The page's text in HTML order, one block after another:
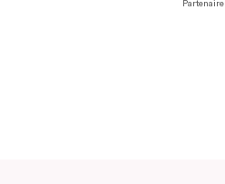
Partenaire